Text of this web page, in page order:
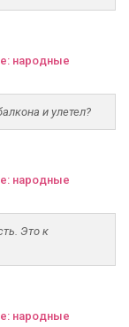
народные
и улетел?
народные
Это к
народные